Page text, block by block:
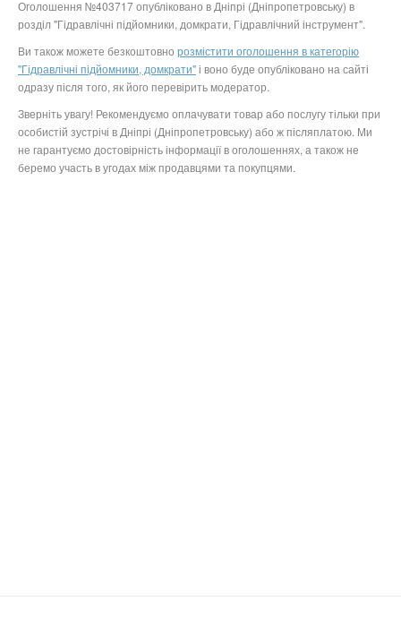
Оголошення №403717 опубліковано в Дніпрі (Дніпропетровську) в
розділ "Гідравлічні підйомники, домкрати, Гідравлічний інструмент".
Ви також можете безкоштовно розмістити оголошення в категорію
"Гідравлічні підйомники, домкрати"і воно буде опубліковано на сайті
одразу після того, як його перевірить модератор.
Зверніть увагу! Рекомендуємо оплачувати товар або послугу тільки при
особистій зустрічі в Дніпрі (Дніпропетровську) або ж післяплатою. Ми
не гарантуємо достовірність інформації в оголошеннях, а також не
беремо участь в угодах між продавцями та покупцями.